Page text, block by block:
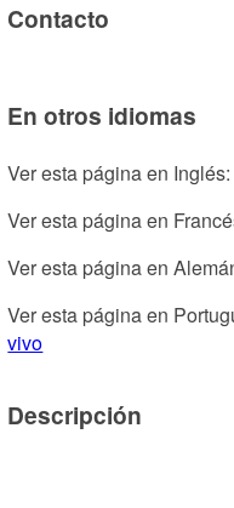
Contacto
En otros idiomas
Ver esta página en Inglés:
Ver esta página en
Ver esta página en
Ver esta página en
vivo
Descripción